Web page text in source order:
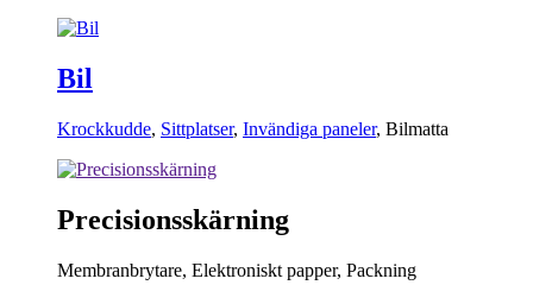
Bil
Krockkudde, Sittplatser, Invändiga paneler, Bilmatta
Precisionsskärning
Membranbrytare, Elektroniskt papper, Packning